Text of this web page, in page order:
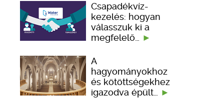
Csapadékvíz-
kezelés: hogyan
válasszuk ki a
megfelelő…
A
hagyományokhoz
és kötöttségekhez
igazodva épült…